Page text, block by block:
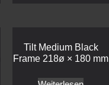
Tilt Medium Black
Frame 218ø × 180 mm